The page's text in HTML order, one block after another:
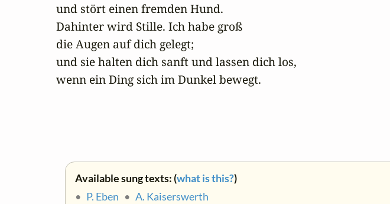
und stört einen fremden Hund.
Dahinter wird Stille. Ich habe groß
die Augen auf dich gelegt;
und sie halten dich sanft und lassen dich los,
wenn ein Ding sich im Dunkel bewegt.
Available sung texts: (what is this?)
• P. Eben • A. Kaiserswerth